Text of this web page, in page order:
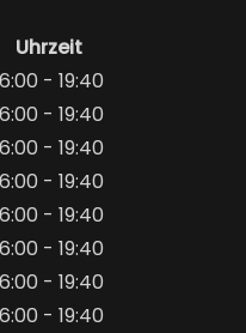
Uhrzeit
- 19:40
- 19:40
- 19:40
- 19:40
- 19:40
- 19:40
- 19:40
- 19:40